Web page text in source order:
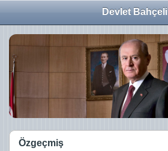
Devlet Bahçeli
Özgeçmiş